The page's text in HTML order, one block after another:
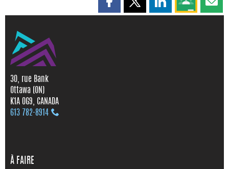
Partager cette page sur
Partager cette page sur X
Partager cette
Partagez
30, rue Bank
Ottawa (ON)
K1A 0G9, CANADA
613 782‑8914
À FAIRE